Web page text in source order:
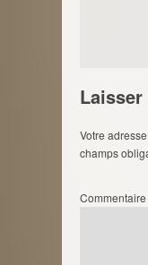
Votre
champs
Commentaire